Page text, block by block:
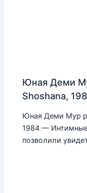
Юная Деми
Shoshana,
Юная Деми Мур
1984 —
позволили